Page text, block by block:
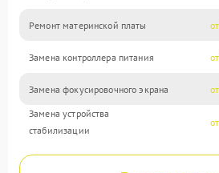
Ремонт материнской платы
Замена контроллера питания
Замена фокусировочного экрана
Замена устройства
стабилизации